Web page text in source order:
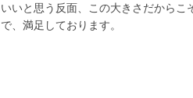
いいと思う反面、この大きさだから
で、満足しております。